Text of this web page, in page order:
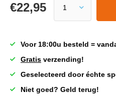
€22,95
Voor 18:00u besteld =
Gratis verzending!
Geselecteerd door échte
Niet goed? Geld terug!